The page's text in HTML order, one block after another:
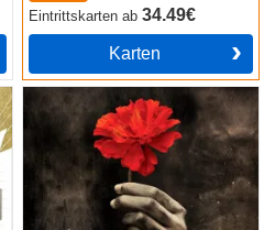
Eintrittskartenab34.49€
Karten
Hadestown